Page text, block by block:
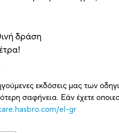
δράση
εκδόσεις μας των
σαφήνεια. Εάν έχετε
el-gr